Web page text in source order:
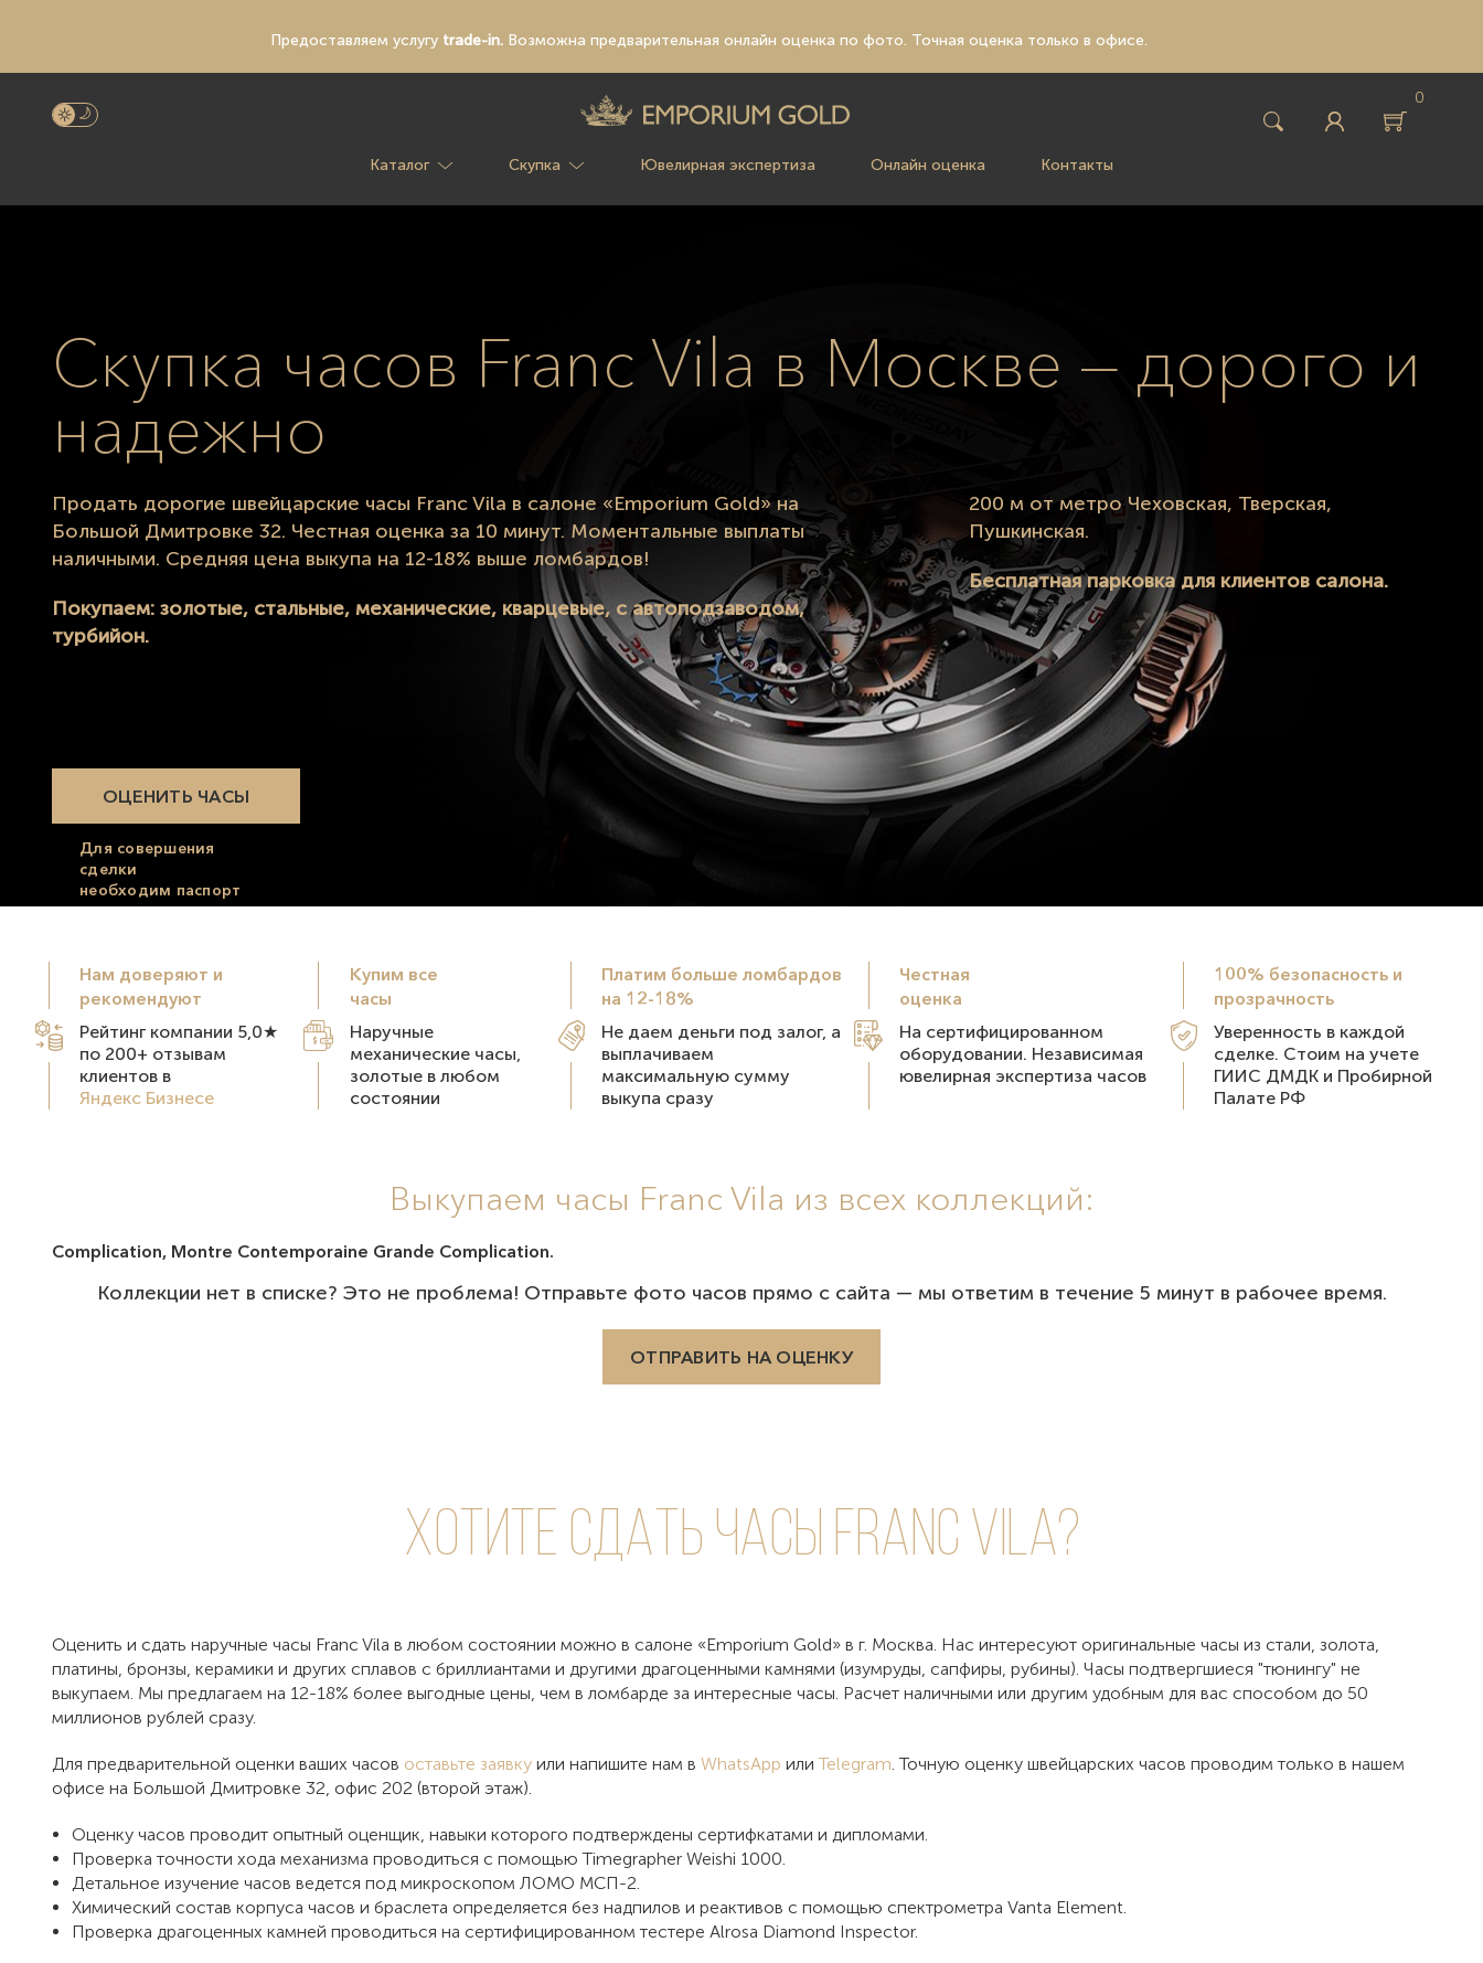
Предоставляем услугу trade-in.Возможна предварительная онлайн оценка по фото. Точная оценка только в офисе.
0
Каталог Скупка Ювелирная экспертиза Онлайн оценка Контакты
Скупка часов Franc Vila в Москве — дорого и
надежно
Продать дорогие швейцарские часы Franc Vila в салоне «Emporium Gold» на
Большой Дмитровке 32. Честная оценка за 10 минут. Моментальные выплаты
наличными. Средняя цена выкупа на 12-18% выше ломбардов!
Покупаем: золотые, стальные, механические, кварцевые, с автоподзаводом,
турбийон.
200 м от метро Чеховская, Тверская,
Пушкинская.
Бесплатная парковка для клиентов салона.
ОЦЕНИТЬ ЧАСЫ
Для совершения
сделки
необходим паспорт
Нам доверяют и
рекомендуют
Рейтинг компании 5,0★
по 200+ отзывам
клиентов в
Яндекс Бизнесе
Купим все
часы
Наручные
механические часы,
золотые в любом
состоянии
Платим больше ломбардов
на 12-18%
Не даем деньги под залог, а
выплачиваем
максимальную сумму
выкупа сразу
Честная
оценка
На сертифицированном
оборудовании. Независимая
ювелирная экспертиза часов
100% безопасность и
прозрачность
Уверенность в каждой
сделке. Стоим на учете
ГИИС ДМДК и Пробирной
Палате РФ
Выкупаем часы Franc Vila из всех коллекций:
Complication, Montre Contemporaine Grande Complication.
Коллекции нет в списке? Это не проблема! Отправьте фото часов прямо с сайта — мы ответим в течение 5 минут в рабочее время.
ОТПРАВИТЬ НА ОЦЕНКУ
Хотите сдать часы Franc Vila?
Оценить и сдать наручные часы Franc Vila в любом состоянии можно в салоне «Emporium Gold» в г. Москва. Нас интересуют оригинальные часы из стали, золота,
платины, бронзы, керамики и других сплавов с бриллиантами и другими драгоценными камнями (изумруды, сапфиры, рубины). Часы подтвергшиеся "тюнингу" не
выкупаем. Мы предлагаем на 12-18% более выгодные цены, чем в ломбарде за интересные часы. Расчет наличными или другим удобным для вас способом до 50
миллионов рублей сразу.
Для предварительной оценки ваших часов оставьте заявку или напишите нам в WhatsApp или Telegram. Точную оценку швейцарских часов проводим только в нашем
офисе на Большой Дмитровке 32, офис 202 (второй этаж).
Оценку часов проводит опытный оценщик, навыки которого подтверждены сертифкатами и дипломами.
Проверка точности хода механизма проводиться с помощью Timegrapher Weishi 1000.
Детальное изучение часов ведется под микроскопом ЛОМО МСП-2.
Химический состав корпуса часов и браслета определяется без надпилов и реактивов с помощью спектрометра Vanta Element.
Проверка драгоценных камней проводиться на сертифицированном тестере Alrosa Diamond Inspector.